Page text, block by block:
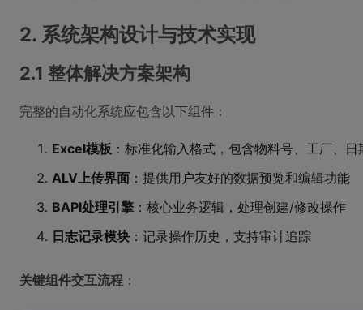
2. 系统架构设计与技术实现
2.1 整体解决方案架构
完整的自动化系统应包含以下组件：
Excel模板 ：标准化输入格式，包含物料号、工厂、
ALV上传界面 ：提供用户友好的数据预览和编辑功能
BAPI处理引擎 ：核心业务逻辑，处理创建/修改操作
日志记录模块 ：记录操作历史，支持审计追踪
关键组件交互流程 ：